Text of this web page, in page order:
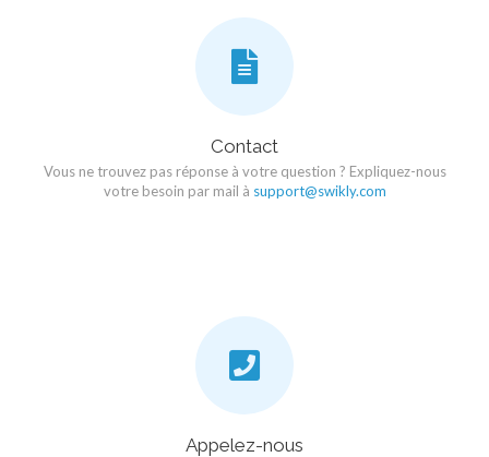
Contact
Vous ne trouvez pas réponse à votre question ? Expliquez-nous
votre besoin par mail à support@swikly.com
Appelez-nous